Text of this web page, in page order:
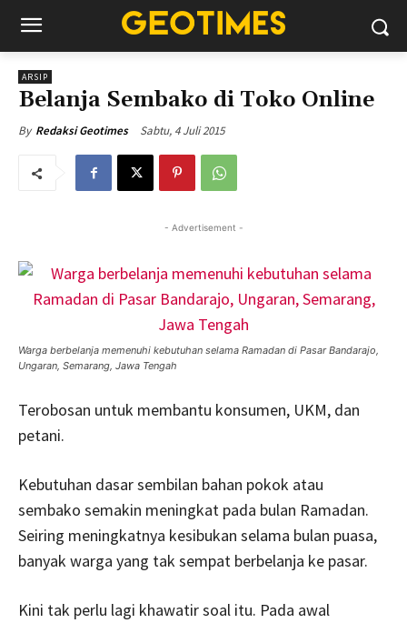
ARSIP
Belanja Sembako di Toko Online
By Redaksi Geotimes Sabtu, 4 Juli 2015
- Advertisement -
Warga berbelanja memenuhi kebutuhan selama Ramadan di Pasar Bandarajo,
Ungaran, Semarang, Jawa Tengah
Terobosan untuk membantu konsumen, UKM, dan
petani.
Kebutuhan dasar sembilan bahan pokok atau
sembako semakin meningkat pada bulan Ramadan.
Seiring meningkatnya kesibukan selama bulan puasa,
banyak warga yang tak sempat berbelanja ke pasar.
Kini tak perlu lagi khawatir soal itu. Pada awal